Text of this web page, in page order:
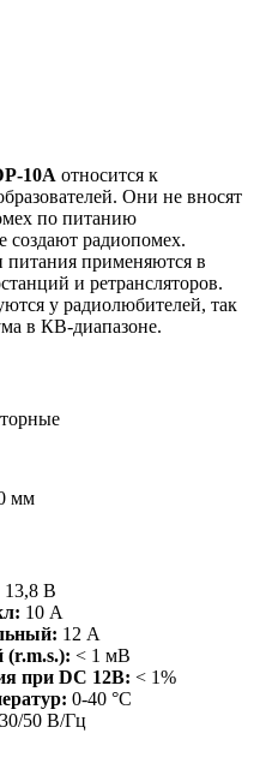
10A относится к
Они не вносят
по питанию
создают радиопомех.
применяются в
и ретрансляторов.
у радиолюбителей, так
в КВ-диапазоне.
мм
13,8 В
10 А
12 А
(r.m.s.): < 1 мВ
при DC 12В: < 1%
0-40 °C
50 В/Гц